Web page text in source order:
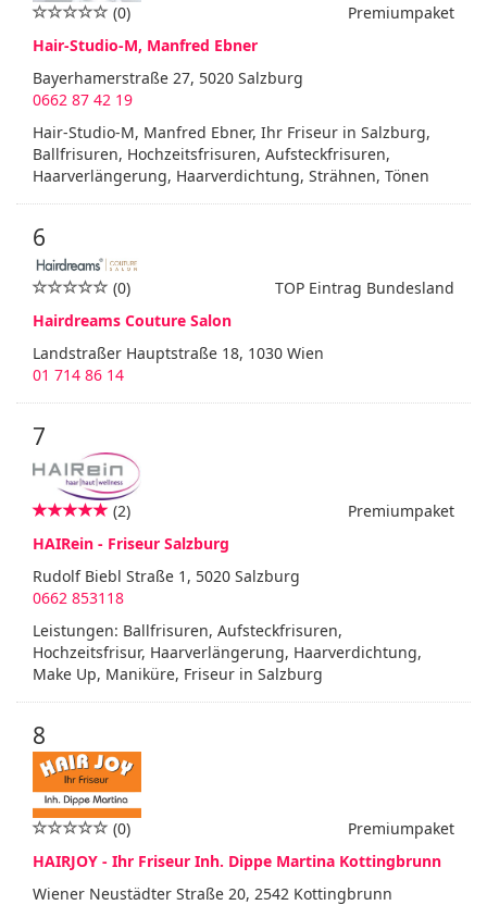
Premiumpaket
(0)
Hair-Studio-M, Manfred Ebner
Bayerhamerstraße 27, 5020 Salzburg
0662 87 42 19
Hair-Studio-M, Manfred Ebner, Ihr Friseur in Salzburg,
Ballfrisuren, Hochzeitsfrisuren, Aufsteckfrisuren,
Haarverlängerung, Haarverdichtung, Strähnen, Tönen
6
TOP Eintrag Bundesland
(0)
Hairdreams Couture Salon
Landstraßer Hauptstraße 18, 1030 Wien
01 714 86 14
7
Premiumpaket
(2)
HAIRein - Friseur Salzburg
Rudolf Biebl Straße 1, 5020 Salzburg
0662 853118
Leistungen: Ballfrisuren, Aufsteckfrisuren,
Hochzeitsfrisur, Haarverlängerung, Haarverdichtung,
Make Up, Maniküre, Friseur in Salzburg
8
Premiumpaket
(0)
HAIRJOY - Ihr Friseur Inh. Dippe Martina Kottingbrunn
Wiener Neustädter Straße 20, 2542 Kottingbrunn